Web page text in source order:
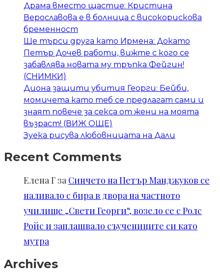
Драма вместо щастие: Кристина
Верославова е в болница с високорискова
бременност
Ще търси друга като Ирмена: Докато
Петър Дочев работи, вижте с кого се
забавлява новата му тръпка Фейгин!
(СНИМКИ)
Диона защити убития Георги: Бейби,
момичета като теб се предлагат сами и
знаят повече за секса от жени на моята
възраст! (ВИЖ ОЩЕ)
Зуека рисува любовницата на Дали
Recent Comments
Елена Г за Синчето на Петър Манджуков се
наливало с бира в двора на частното
училище „Свети Георги“, возело се с Ролс
Ройс и заплашвало съучениците си като
мутра
Archives